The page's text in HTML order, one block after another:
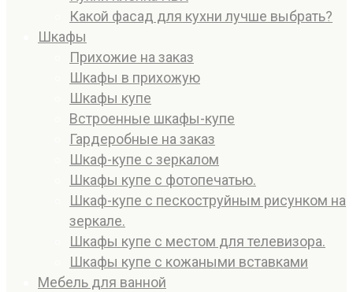
Какой фасад для кухни лучше выбрать?
Шкафы
Прихожие на заказ
Шкафы в прихожую
Шкафы купе
Встроенные шкафы-купе
Гардеробные на заказ
Шкаф-купе с зеркалом
Шкафы купе с фотопечатью.
Шкаф-купе с пескоструйным рисунком на
зеркале.
Шкафы купе с местом для телевизора.
Шкафы купе с кожаными вставками
Мебель для ванной